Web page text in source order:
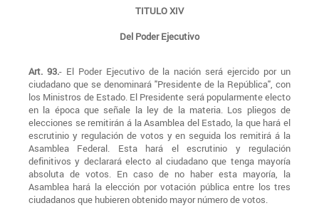
TITULO XIV
Del Poder Ejecutivo
Art. 93.- El Poder Ejecutivo de la nación será ejercido por un
ciudadano que se denominará "Presidente de la República", con
los Ministros de Estado. El Presidente será popularmente electo
en la época que señale la ley de la materia. Los pliegos de
elecciones se remitirán á la Asamblea del Estado, la que hará el
escrutinio y regulación de votos y en seguida los remitirá á la
Asamblea Federal. Esta hará el escrutinio y regulación
definitivos y declarará electo al ciudadano que tenga mayoría
absoluta de votos. En caso de no haber esta mayoría, la
Asamblea hará la elección por votación pública entre los tres
ciudadanos que hubieren obtenido mayor número de votos.